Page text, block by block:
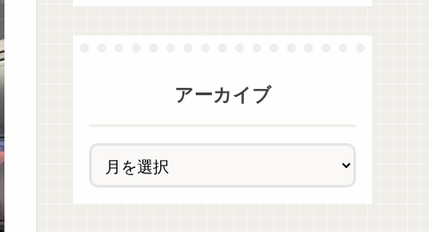
アーカイブ